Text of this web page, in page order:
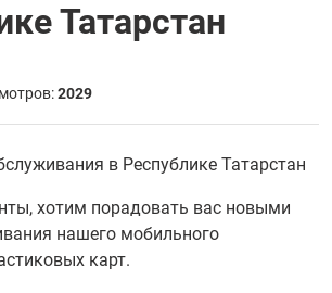
Татарстан
2029
хотим порадовать вас новыми
нашего мобильного
карт.